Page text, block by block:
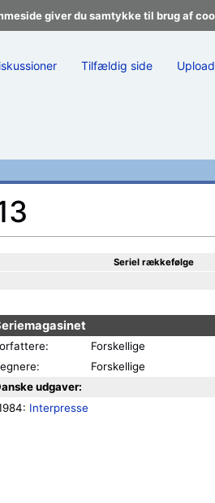
giver du samtykke til brug af
Tilfældig side
Seriel rækkefølge
Forskellige
Forskellige
udgaver:
Interpresse